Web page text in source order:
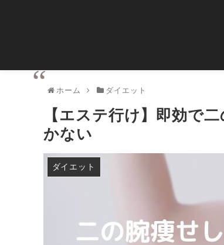
ホーム ダイエット
【エステ行け】即効で
かない
ダイエット